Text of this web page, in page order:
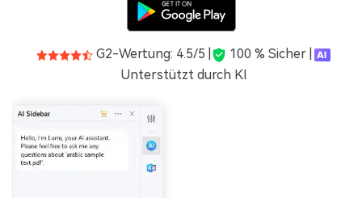
G2-Wertung: 4.5/5 |
100 % Sicher |
Unterstützt durch KI